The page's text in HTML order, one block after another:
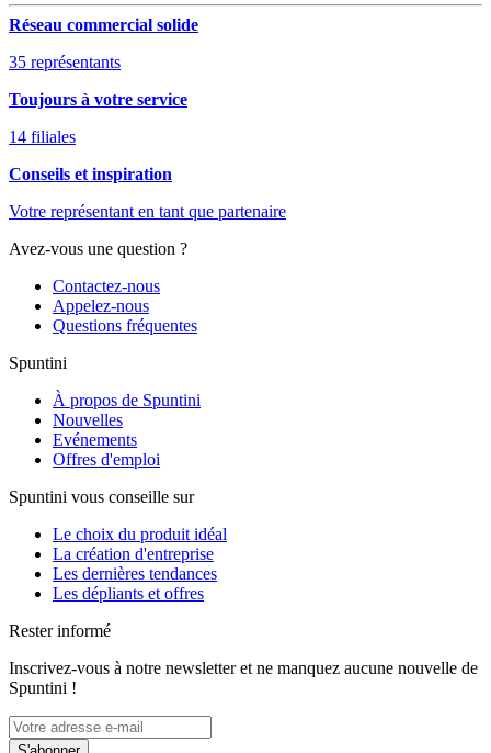
Réseau commercial solide
35 représentants
Toujours à votre service
14 filiales
Conseils et inspiration
Votre représentant en tant que partenaire
Avez-vous une question ?
Contactez-nous
Appelez-nous
Questions fréquentes
Spuntini
À propos de Spuntini
Nouvelles
Evénements
Offres d'emploi
Spuntini vous conseille sur
Le choix du produit idéal
La création d'entreprise
Les dernières tendances
Les dépliants et offres
Rester informé
Inscrivez-vous à notre newsletter et ne manquez aucune nouvelle de
Spuntini !